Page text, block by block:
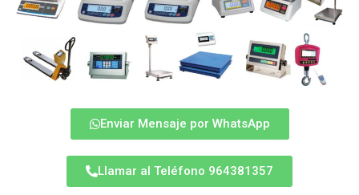
Enviar Mensaje por WhatsApp
Llamar al Teléfono 964381357